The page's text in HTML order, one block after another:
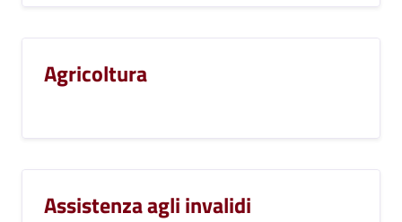
Agricoltura
Assistenza agli invalidi